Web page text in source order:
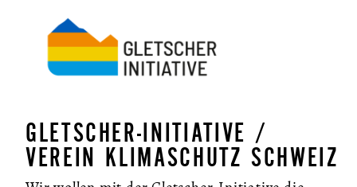
GLETSCHER-INITIATIVE /
VEREIN KLIMASCHUTZ SCHWEIZ